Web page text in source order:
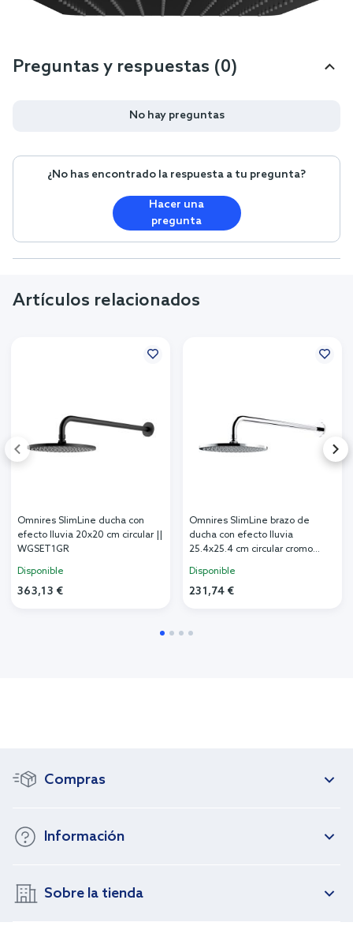
Preguntas y respuestas (0)
No hay preguntas
¿No has encontrado la respuesta a tu pregunta?
Hacer una
pregunta
Artículos relacionados
Omnires SlimLine ducha con
efecto lluvia 20x20 cm circular ||
WGSET1GR
Disponible
363,13 €
Omnires SlimLine brazo de
ducha con efecto lluvia
25.4x25.4 cm circular cromo
Disponible
231,74 €
Compras
Información
Sobre la tienda